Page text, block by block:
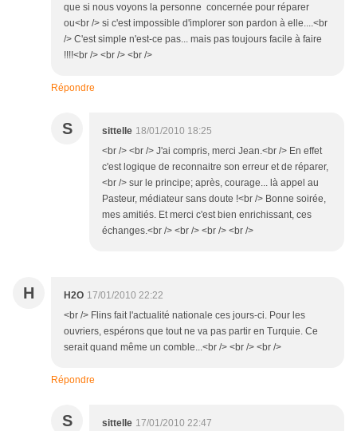
que si nous voyons la personne concernée pour réparer
ou<br /> si c'est impossible d'implorer son pardon à elle....<br
/> C'est simple n'est-ce pas... mais pas toujours facile à faire
!!!!<br /> <br /> <br />
Répondre
S sittelle 18/01/2010 18:25
<br /> <br /> J'ai compris, merci Jean.<br /> En effet
c'est logique de reconnaitre son erreur et de réparer,
<br /> sur le principe; après, courage... là appel au
Pasteur, médiateur sans doute !<br /> Bonne soirée,
mes amitiés. Et merci c'est bien enrichissant, ces
échanges.<br /> <br /> <br /> <br />
H H2O 17/01/2010 22:22
<br /> Flins fait l'actualité nationale ces jours-ci. Pour les
ouvriers, espérons que tout ne va pas partir en Turquie. Ce
serait quand même un comble...<br /> <br /> <br />
Répondre
S sittelle 17/01/2010 22:47